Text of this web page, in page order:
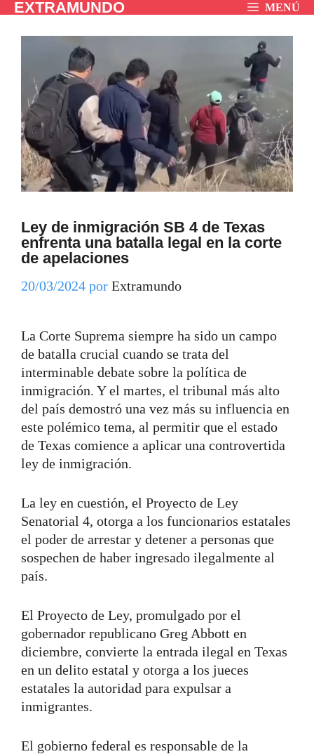
SaltarEXTRAMUNDO MENÚ
Ley de inmigración SB 4 de Texas
enfrenta una batalla legal en la corte
de apelaciones
20/03/2024 por Extramundo
La Corte Suprema siempre ha sido un campo
de batalla crucial cuando se trata del
interminable debate sobre la política de
inmigración. Y el martes, el tribunal más alto
del país demostró una vez más su influencia en
este polémico tema, al permitir que el estado
de Texas comience a aplicar una controvertida
ley de inmigración.
La ley en cuestión, el Proyecto de Ley
Senatorial 4, otorga a los funcionarios estatales
el poder de arrestar y detener a personas que
sospechen de haber ingresado ilegalmente al
país.
El Proyecto de Ley, promulgado por el
gobernador republicano Greg Abbott en
diciembre, convierte la entrada ilegal en Texas
en un delito estatal y otorga a los jueces
estatales la autoridad para expulsar a
inmigrantes.
El gobierno federal es responsable de la